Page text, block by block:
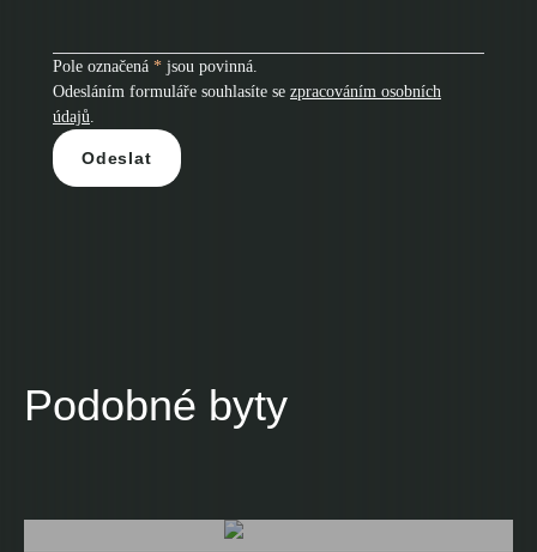
Pole označená * jsou povinná.
Odesláním formuláře souhlasíte se zpracováním osobních
údajů
Odeslat
Podobné byty